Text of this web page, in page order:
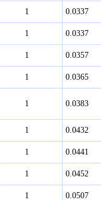
1 0.0337
1 0.0337
1 0.0357
1 0.0365
1 0.0383
1 0.0432
1 0.0441
1 0.0452
1 0.0507